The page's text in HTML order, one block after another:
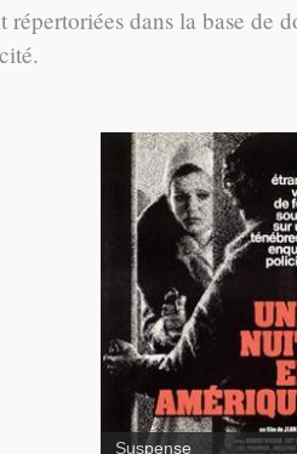
dans la base de
Une
en Amérique
Suspense